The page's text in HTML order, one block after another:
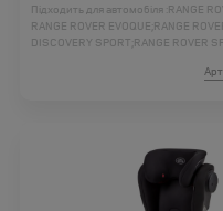
Підходить для автомобіля : RANGE
RANGE ROVER EVOQUE; RANGE
DISCOVERY SPORT; RANGE ROVER
RANGE ROVER